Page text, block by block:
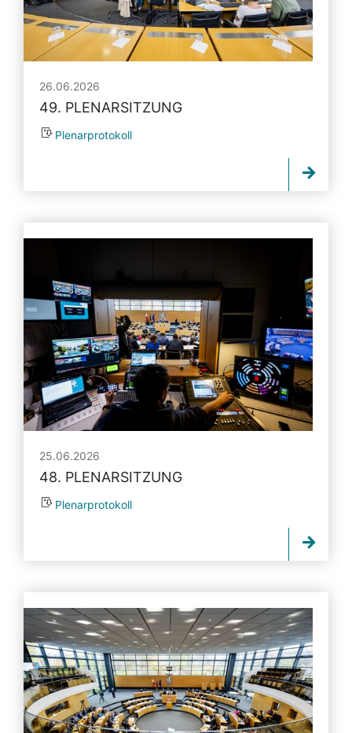
26.06.2026
49. PLENARSITZUNG
Plenarprotokoll
25.06.2026
48. PLENARSITZUNG
Plenarprotokoll